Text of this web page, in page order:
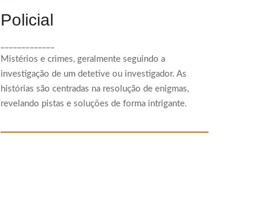
Policial
Mistérios e crimes, geralmente seguindo a
investigação de um detetive ou investigador. As
histórias são centradas na resolução de enigmas,
revelando pistas e soluções de forma intrigante.
As histórias são centradas na resolução de
enigmas, revelando pistas e soluções de forma
intrigante.